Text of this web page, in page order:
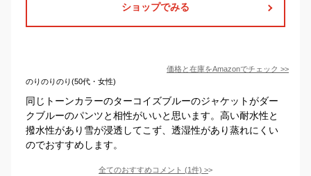
ショップでみる
価格と在庫をAmazonでチェック >>
のりのりのり(50代・女性)
同じトーンカラーのターコイズブルーのジャケットがダー
クブルーのパンツと相性がいいと思います。高い耐水性と
撥水性があり雪が浸透してこず、透湿性があり蒸れにくい
のでおすすめします。
全てのおすすめコメント (1件) >